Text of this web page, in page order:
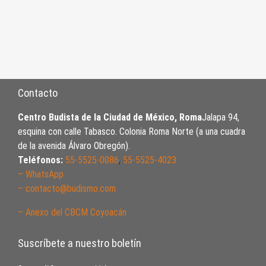
Contacto
Centro Budista de la Ciudad de México, RomaJalapa 94,
esquina con calle Tabasco. Colonia Roma Norte (a una cuadra
de la avenida Álvaro Obregón).
Teléfonos: 55-5525-0086, 55-5525-4023
– WhatsApp
– contacto@budismo.com
– Anexo del CBCM Coyoacán
Suscríbete a nuestro boletín